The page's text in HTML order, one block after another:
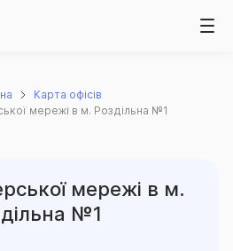
Карта офісів
мережі в м. Роздільна №1
мережі в м.
№1